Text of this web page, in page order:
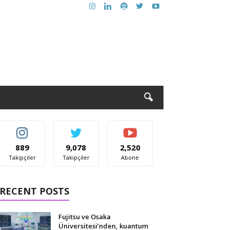
889
Takipçiler
9,078
Takipçiler
2,520
Abone
RECENT POSTS
Fujitsu ve Osaka
Üniversitesi’nden, kuantum